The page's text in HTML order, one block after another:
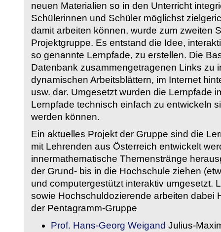
neuen Materialien so in den Unterricht
Schülerinnen und Schüler möglichst
damit arbeiten können, wurde zum zweiten
Projektgruppe. Es entstand die Idee,
so genannte Lernpfade, zu erstellen. Die
Datenbank zusammengetragenen Links zu
dynamischen Arbeitsblättern, im Internet
usw. dar. Umgesetzt wurden die Lernpfade
Lernpfade technisch einfach zu entwickeln
werden können.
Ein aktuelles Projekt der Gruppe sind die
mit Lehrenden aus Österreich entwickelt
innermathematische Themenstränge
der Grund- bis in die Hochschule ziehen
und computergestützt interaktiv umgesetzt.
sowie Hochschuldozierende arbeiten dabei
der Pentagramm-Gruppe
Prof. Hans-Georg Weigand Julius-